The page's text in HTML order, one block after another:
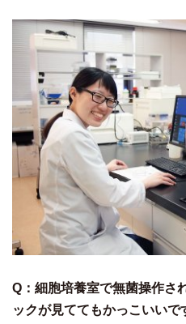
Q：細胞培養室で無菌操作さ
ックが見ててもかっこいいで